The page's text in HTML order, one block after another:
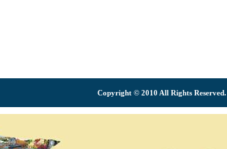
Copyright © 2010 All Rights Reserved.